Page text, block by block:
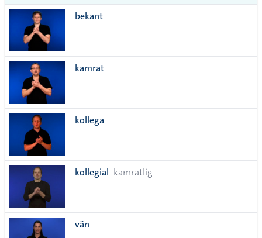
alla i
bekant
kamrat
kollega
kollegial kamratlig
vän